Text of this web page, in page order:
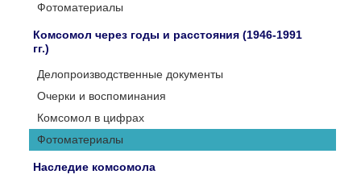
Фотоматериалы
Комсомол через годы и расстояния (1946-1991
гг.)
Делопроизводственные документы
Очерки и воспоминания
Комсомол в цифрах
Фотоматериалы
Наследие комсомола